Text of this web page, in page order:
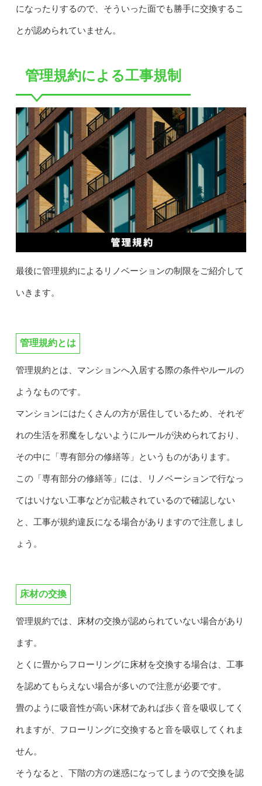
になったりするので、そういった面でも勝手に交換するこ
とが認められていません。
管理規約による工事規制
最後に管理規約によるリノベーションの制限をご紹介して
いきます。
管理規約とは
管理規約とは、マンションへ入居する際の条件やルールの
ようなものです。
マンションにはたくさんの方が居住しているため、それぞ
れの生活を邪魔をしないようにルールが決められており、
その中に「専有部分の修繕等」というものがあります。
この「専有部分の修繕等」には、リノベーションで行なっ
てはいけない工事などが記載されているので確認しない
と、工事が規約違反になる場合がありますので注意しまし
ょう。
床材の交換
管理規約では、床材の交換が認められていない場合があり
ます。
とくに畳からフローリングに床材を交換する場合は、工事
を認めてもらえない場合が多いので注意が必要です。
畳のように吸音性が高い床材であれば歩く音を吸収してく
れますが、フローリングに交換すると音を吸収してくれま
せん。
そうなると、下階の方の迷惑になってしまうので交換を認